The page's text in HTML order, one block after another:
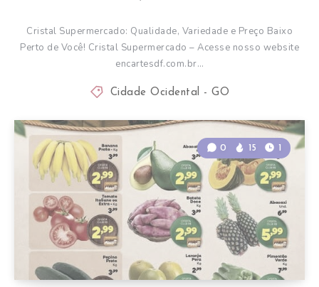
Cristal Supermercado: Qualidade, Variedade e Preço Baixo
Perto de Você! Cristal Supermercado – Acesse nosso website
encartesdf.com.br…
Cidade Ocidental - GO
0 15 1